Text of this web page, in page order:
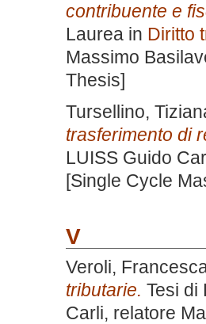
contribuente e
Laurea in Diritto
Massimo
Thesis]
Tursellino,
trasferimento di
LUISS Guido
[Single Cycle
V
Veroli,
tributarie. Tesi
Carli, relatore